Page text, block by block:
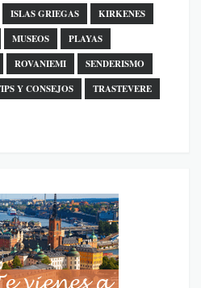
ISLAS GRIEGAS
KIRKENES
MUSEOS
PLAYAS
ROVANIEMI
SENDERISMO
Y CONSEJOS
TRASTEVERE